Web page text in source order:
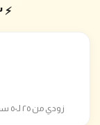
⚡ ٣ حاجات ممكن تغيّر الكمية
زودي من ٢٥ لـ٥٠ سم على الأرقام دي عشان التصميم يظبط وما يضيقش